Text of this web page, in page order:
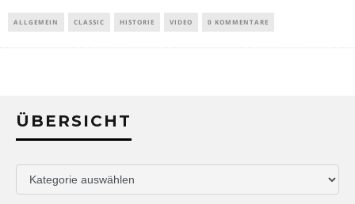
ALLGEMEIN CLASSIC HISTORIE VIDEO 0 KOMMENTARE
ÜBERSICHT
Übersicht